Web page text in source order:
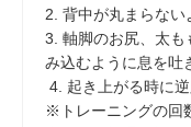
2. 背中が丸まらない
3. 軸脚のお尻、太
み込むように息を吐
4. 起き上がる時に
※トレーニングの回